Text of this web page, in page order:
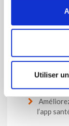
Utiliser
Le droit
capital
l’app